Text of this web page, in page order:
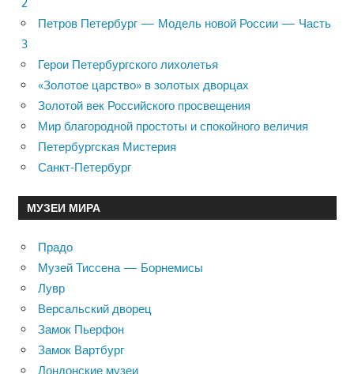
Петров Петербург — Модель новой России — Часть
3
Герои Петербургского лихолетья
«Золотое царство» в золотых дворцах
Золотой век Российского просвещения
Мир благородной простоты и спокойного величия
Петербургская Мистерия
Санкт-Петербург
МУЗЕИ МИРА
Прадо
Музей Тиссена — Борнемисы
Лувр
Версальский дворец
Замок Пьерфон
Замок Вартбург
Лондонские музеи